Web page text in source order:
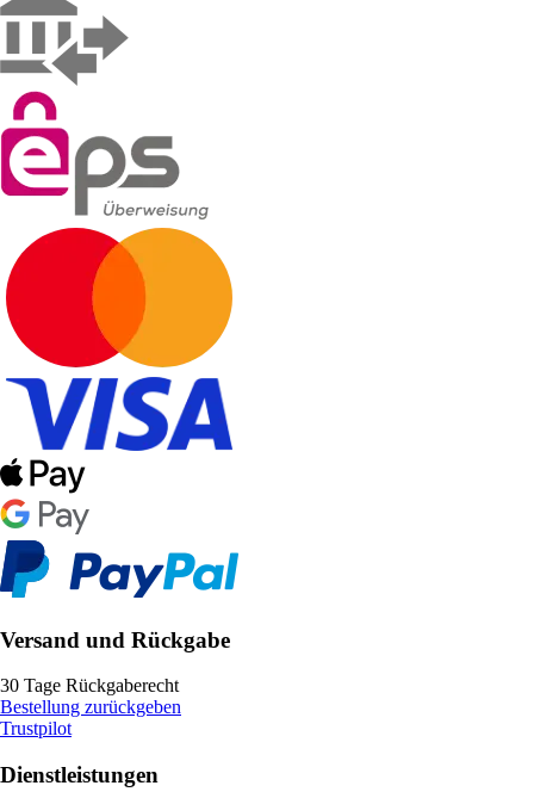
Versand und Rückgabe
30 Tage Rückgaberecht
Bestellung zurückgeben
Trustpilot
Dienstleistungen